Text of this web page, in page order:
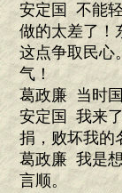
安定国 不能
做的太差了！
这点争取民心
气！
葛政廉 当时
安定国 我来
捐，败坏我的
葛政廉 我是
言顺。